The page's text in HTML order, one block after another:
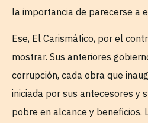
la importancia de parecerse a
Ese, El Carismático, por el
mostrar. Sus anteriores
corrupción, cada obra que
iniciada por sus antecesores y
pobre en alcance y beneficios.